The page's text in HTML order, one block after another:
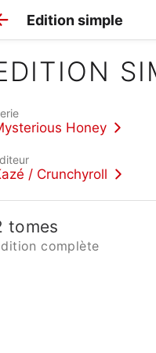
Edition simple
Honey
/ Crunchyroll
tomes
complète